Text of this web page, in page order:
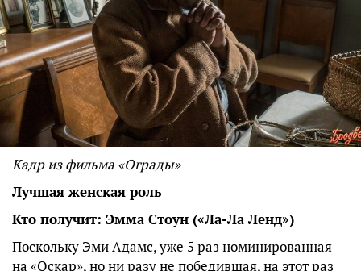
Кадр из фильма «Ограды»
Лучшая женская роль
Кто получит: Эмма Стоун («Ла-Ла Ленд»)
Поскольку Эми Адамс, уже 5 раз номинированная
на «Оскар», но ни разу не победившая, на этот раз